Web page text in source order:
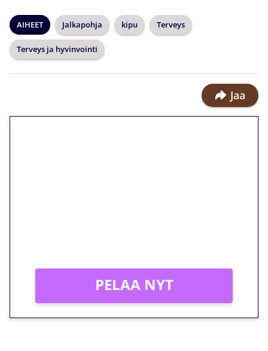
AIHEET Jalkapohja kipu Terveys
Terveys ja hyvinvointi
Jaa
PELAA NYT